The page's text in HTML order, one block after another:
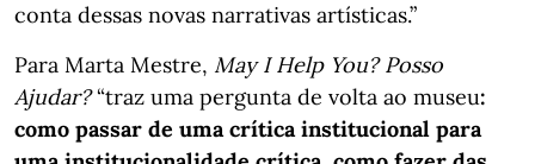
conta dessas novas narrativas artísticas.”
Para Marta Mestre, May I Help You? Posso
Ajudar?“traz uma pergunta de volta ao museu:
como passar de uma crítica institucional para